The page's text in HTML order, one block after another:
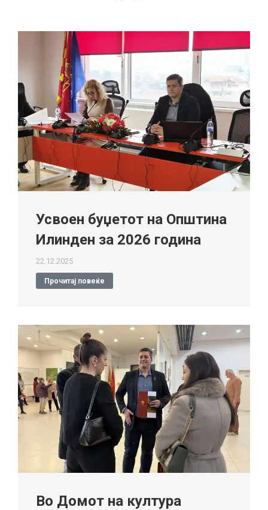
Усвоен буџетот на Општина
Илинден за 2026 година
22.12.2025
Прочитај повеќе
Во Домот на култура